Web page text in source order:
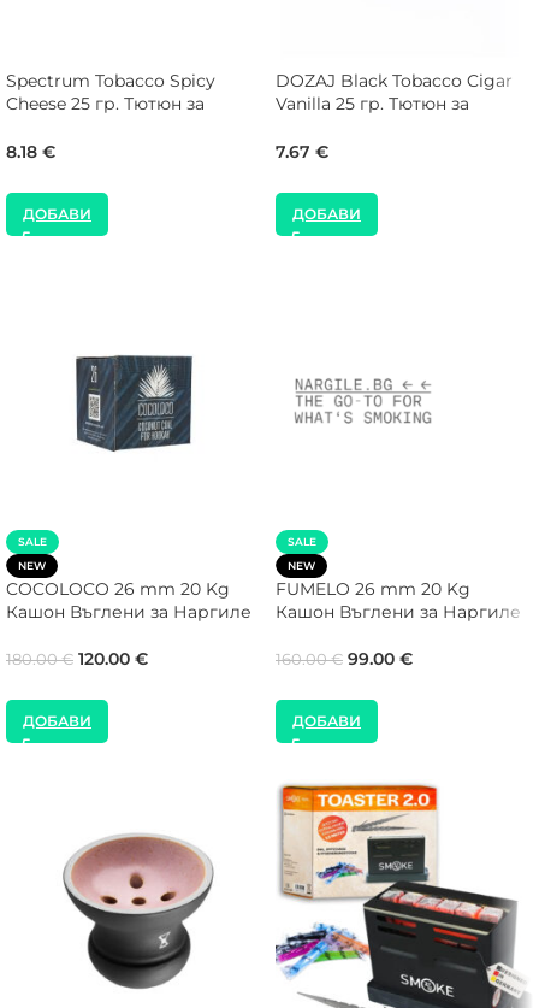
Spectrum Tobacco Spicy
Cheese 25 гр. Тютюн за
8.18 €
ДОБАВИ
DOZAJ Black Tobacco Cigar
Vanilla 25 гр. Тютюн за
7.67 €
ДОБАВИ
SALE
NEW
COCOLOCO 26 mm 20 Kg
Кашон Въглени за Наргиле
180.00€ 120.00 €
ДОБАВИ
SALE
NEW
FUMELO 26 mm 20 Kg
Кашон Въглени за Наргиле
160.00€ 99.00 €
ДОБАВИ